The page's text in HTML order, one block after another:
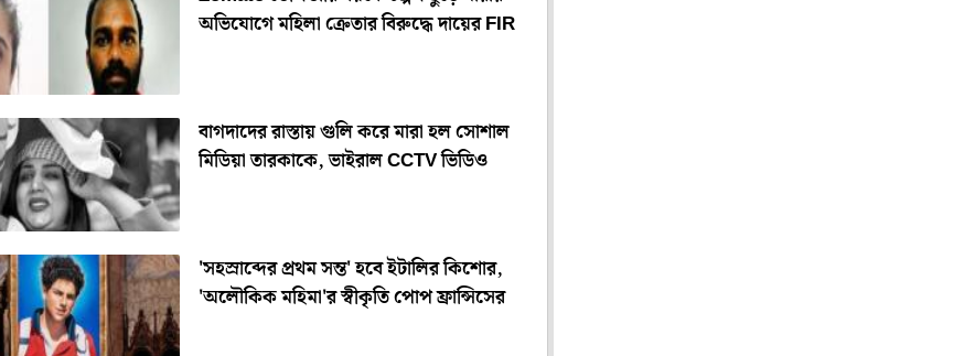
অভিযোগে মহিলা ক্রেতার বিরুদ্ধে দায়ের FIR
বাগদাদের রাস্তায় গুলি করে মারা হল সোশাল
মিডিয়া তারকাকে, ভাইরাল CCTV ভিডিও
'সহস্রাব্দের প্রথম সন্ত' হবে ইটালির কিশোর,
'অলৌকিক মহিমা'র স্বীকৃতি পোপ ফ্রান্সিসের